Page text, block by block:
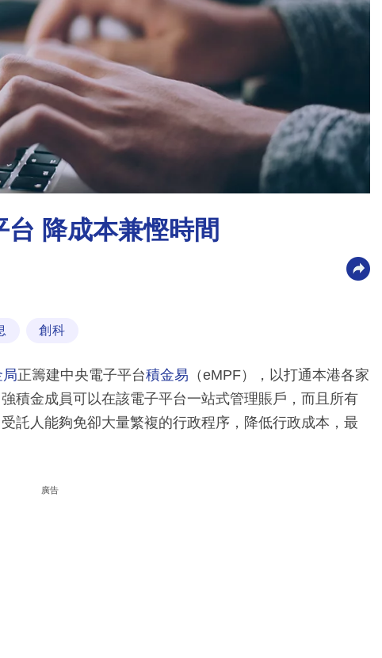
降成本兼慳時間
創科
正籌建中央電子平台積金易 （eMPF），以打通本港各家
積金成員可以在該電子平台一站式管理賬戶，而且所有
託人能夠免卻大量繁複的行政程序，降低行政成本，最
廣告